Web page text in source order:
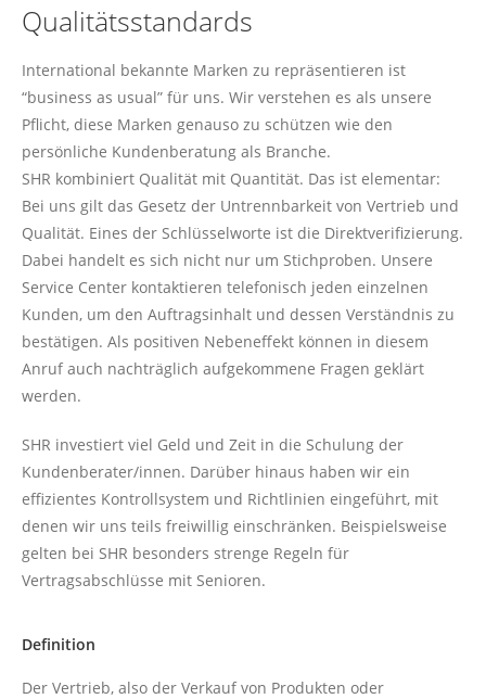
Qualitätsstandards
International bekannte Marken zu repräsentieren ist
“business as usual” für uns. Wir verstehen es als unsere
Pflicht, diese Marken genauso zu schützen wie den
persönliche Kundenberatung als Branche.
SHR kombiniert Qualität mit Quantität. Das ist elementar:
Bei uns gilt das Gesetz der Untrennbarkeit von Vertrieb und
Qualität. Eines der Schlüsselworte ist die Direktverifizierung.
Dabei handelt es sich nicht nur um Stichproben. Unsere
Service Center kontaktieren telefonisch jeden einzelnen
Kunden, um den Auftragsinhalt und dessen Verständnis zu
bestätigen. Als positiven Nebeneffekt können in diesem
Anruf auch nachträglich aufgekommene Fragen geklärt
werden.
SHR investiert viel Geld und Zeit in die Schulung der
Kundenberater/innen. Darüber hinaus haben wir ein
effizientes Kontrollsystem und Richtlinien eingeführt, mit
denen wir uns teils freiwillig einschränken. Beispielsweise
gelten bei SHR besonders strenge Regeln für
Vertragsabschlüsse mit Senioren.
Definition
Der Vertrieb, also der Verkauf von Produkten oder